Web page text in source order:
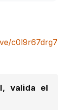
c0l9r67drg7
valida el